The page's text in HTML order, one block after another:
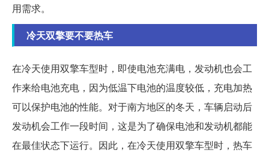
用需求。
冷天双擎要不要热车
在冷天使用双擎车型时，即使电池充满电，发动机也会工
作来给电池充电，因为低温下电池的温度较低，充电加热
可以保护电池的性能。对于南方地区的冬天，车辆启动后
发动机会工作一段时间，这是为了确保电池和发动机都能
在最佳状态下运行。因此，在冷天使用双擎车型时，热车